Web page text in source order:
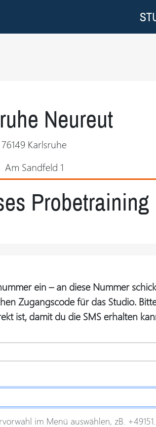
Neureut
76149 Karlsruhe
Am Sandfeld 1
Probetraining
ein – an diese Nummer
Zugangscode für das Studio.
ist, damit du die SMS erhalten
im Menü auswählen, zB. +49151...